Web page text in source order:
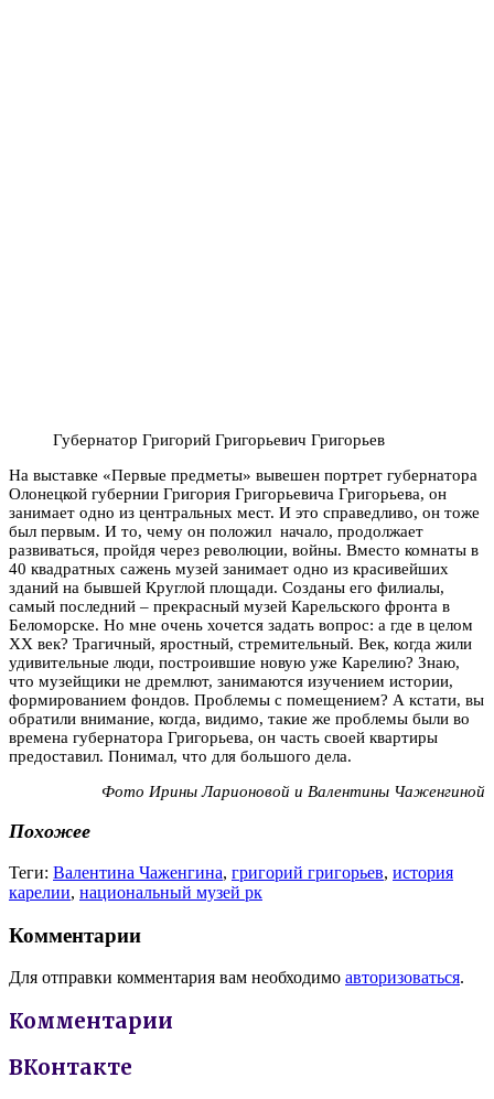
Губернатор Григорий Григорьевич Григорьев
На выставке «Первые предметы» вывешен портрет губернатора
Олонецкой губернии Григория Григорьевича Григорьева, он
занимает одно из центральных мест. И это справедливо, он тоже
был первым. И то, чему он положил начало, продолжает
развиваться, пройдя через революции, войны. Вместо комнаты в
40 квадратных сажень музей занимает одно из красивейших
зданий на бывшей Круглой площади. Созданы его филиалы,
самый последний – прекрасный музей Карельского фронта в
Беломорске. Но мне очень хочется задать вопрос: а где в целом
ХХ век? Трагичный, яростный, стремительный. Век, когда жили
удивительные люди, построившие новую уже Карелию? Знаю,
что музейщики не дремлют, занимаются изучением истории,
формированием фондов. Проблемы с помещением? А кстати, вы
обратили внимание, когда, видимо, такие же проблемы были во
времена губернатора Григорьева, он часть своей квартиры
предоставил. Понимал, что для большого дела.
Фото Ирины Ларионовой и Валентины Чаженгиной
Похожее
Теги: Валентина Чаженгина, григорий григорьев, история
карелии, национальный музей рк
Комментарии
Для отправки комментария вам необходимо авторизоваться.
Комментарии
ВКонтакте